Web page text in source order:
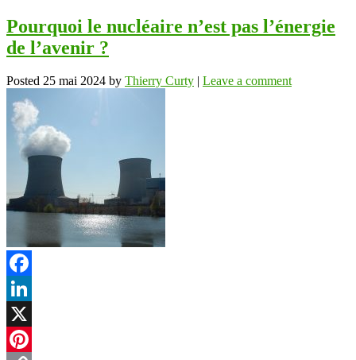
Pourquoi le nucléaire n’est pas l’énergie
de l’avenir ?
Posted 25 mai 2024 by Thierry Curty Leave a comment
Facebook
LinkedIn
X